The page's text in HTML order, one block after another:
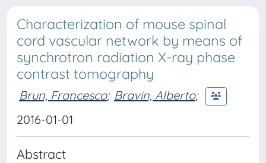
Characterization of mouse spinal
cord vascular network by means of
synchrotron radiation X-ray phase
contrast tomography
Brun, Francesco; Bravin, Alberto;
2016-01-01
Abstract